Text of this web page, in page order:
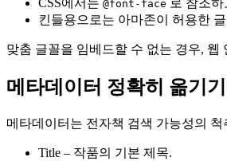
CSS에서는 @font-face 로 참조
킨들용으로는 아마존이 허용한
맞춤 글꼴을 임베드할 수 없는 경우, 웹
메타데이터 정확히 옮기기
메타데이터는 전자책 검색 가능성의
Title – 작품의 기본 제목.